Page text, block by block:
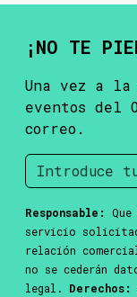
¡NO TE
Una vez a la
eventos del
correo.
Responsable: Que
servicio
relación
no se cederán
legal. Derechos: